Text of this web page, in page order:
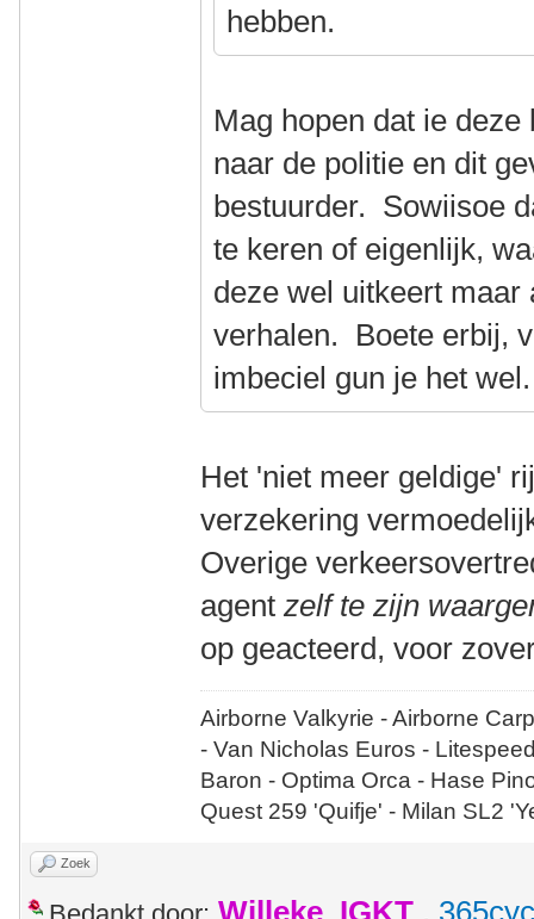
hebben.
Mag hopen dat ie
naar de politie en dit
bestuurder. Sowiisoe
te keren of eigenlijk,
deze wel uitkeert
verhalen. Boete erbij,
imbeciel gun je het wel.
Het 'niet meer geldige'
verzekering
Overige
agentzelf te zijn
op geacteerd, voor
Airborne Valkyrie - Airborne
- Van Nicholas Euros -
Baron - Optima Orca - Hase
Quest 259 'Quifje' - Milan SL2
Zoek
Willeke_IGKT ,